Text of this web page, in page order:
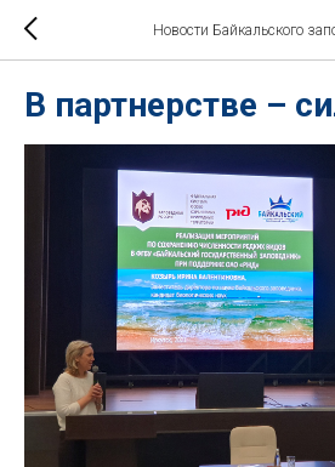
Новости Байкальского
В партнерстве –